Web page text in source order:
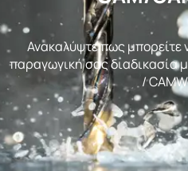
Ανακαλύψτε πως μπορείτε
παραγωγική σας διαδικασία
/